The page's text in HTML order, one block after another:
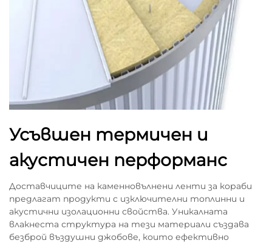
Усъвшен термичен и
акустичен перформанс
Доставчиците на каменновълнени ленти за кораби
предлагат продукти с изключителни топлинни и
акустични изолационни свойства. Уникалната
влакнеста структура на тези материали създава
безброй въздушни джобове, които ефективно